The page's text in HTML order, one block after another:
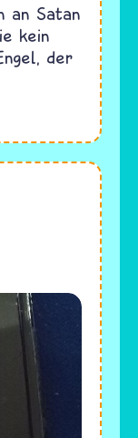
an Satan
kein
der